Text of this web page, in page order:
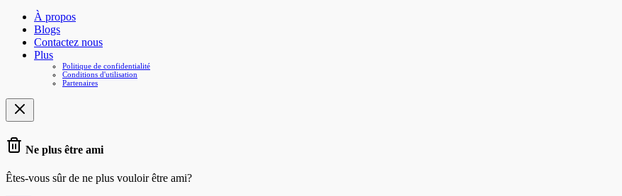
À propos
Blogs
Contactez nous
Plus
Politique de confidentialité
Conditions d'utilisation
Partenaires
Ne plus être ami
Êtes-vous sûr de ne plus vouloir être ami?